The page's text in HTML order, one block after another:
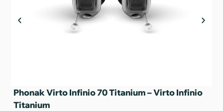
Phonak Virto Infinio 70 Titanium – Virto Infinio
Titanium